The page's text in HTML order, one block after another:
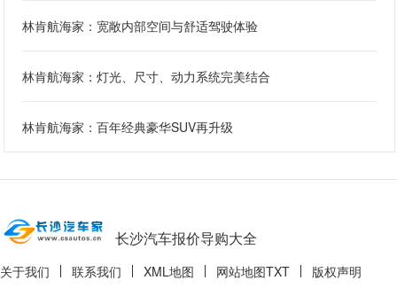
林肯航海家：宽敞内部空间与舒适驾驶体验
林肯航海家：灯光、尺寸、动力系统完美结合
林肯航海家：百年经典豪华SUV再升级
长沙汽车报价导购大全
关于我们 联系我们 XML地图 网站地图TXT 版权声明